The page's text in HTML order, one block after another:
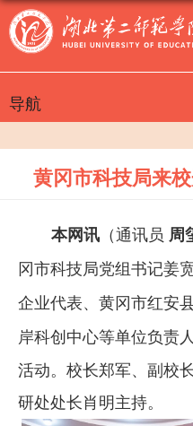
导航
黄冈市科技局来
本网讯 （通讯员 周
冈市科技局党组书记姜
企业代表、黄冈市红安
岸科创中心等单位负责
活动。校长郑军、副校
研处处长肖明主持。